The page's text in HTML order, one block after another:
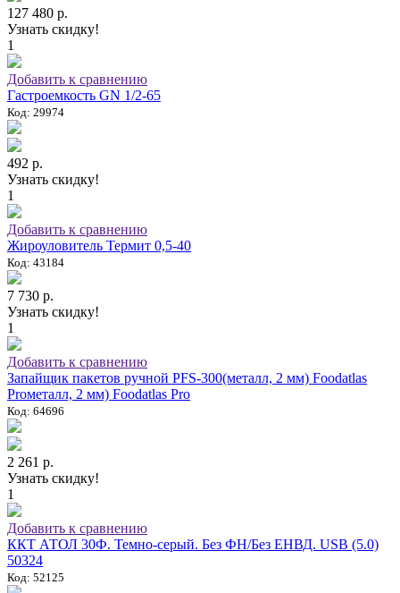
127 480 р.
Узнать скидку!
1
Добавить к сравнению
Гастроемкость GN 1/2-65
Код: 29974
492 р.
Узнать скидку!
1
Добавить к сравнению
Жироуловитель Термит 0,5-40
Код: 43184
7 730 р.
Узнать скидку!
1
Добавить к сравнению
Запайщик пакетов ручной PFS-300(металл, 2 мм) Foodatlas
Proметалл, 2 мм) Foodatlas Pro
Код: 64696
2 261 р.
Узнать скидку!
1
Добавить к сравнению
ККТ АТОЛ 30Ф. Темно-серый. Без ФН/Без ЕНВД. USB (5.0)
50324
Код: 52125